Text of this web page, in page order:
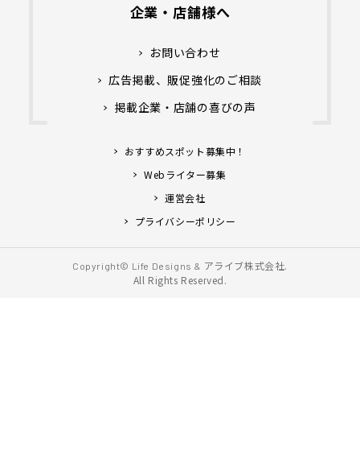
企業・店舗様へ
お問い合わせ
広告掲載、販促強化のご相談
掲載企業・店舗の喜びの声
おすすめスポット募集中！
Webライター募集
運営会社
プライバシーポリシー
Copyright© Life Designs & アライブ株式会社.
All Rights Reserved.